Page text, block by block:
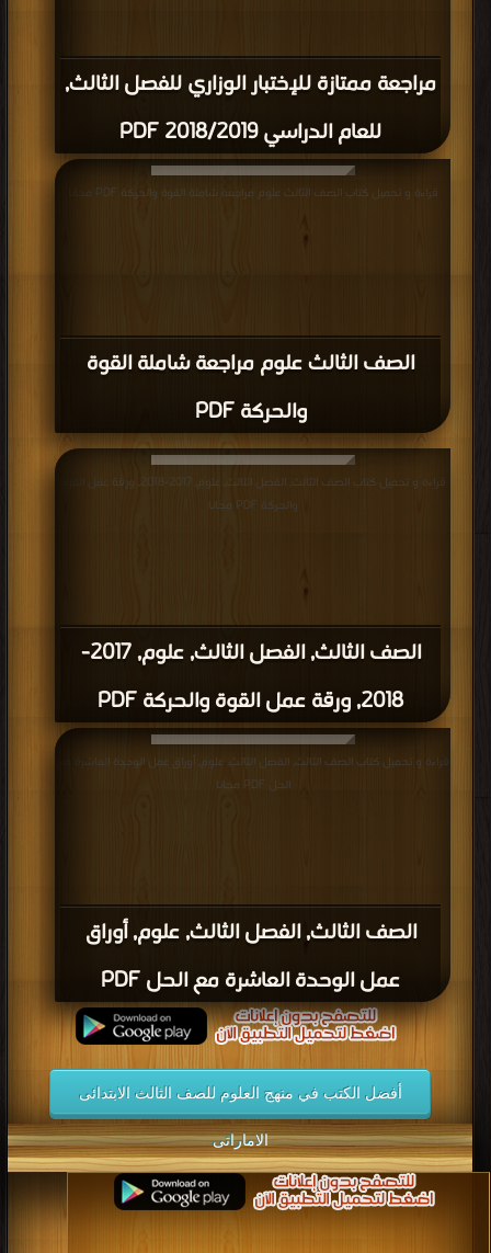
مراجعة ممتازة للإختبار الوزاري للفصل الثالث,
للعام الدراسي 2018/2019 PDF
الصف الثالث علوم مراجعة شاملة القوة
والحركة PDF
قراءة و تحميل كتاب الصف الثالث علوم مراجعة شاملة القوة والحركة PDF مجانا
الصف الثالث, الفصل الثالث, علوم, 2017-
2018, ورقة عمل القوة والحركة PDF
قراءة و تحميل كتاب الصف الثالث, الفصل الثالث, علوم, 2017-2018, ورقة عمل القوة
والحركة PDF مجانا
الصف الثالث, الفصل الثالث, علوم, أوراق
عمل الوحدة العاشرة مع الحل PDF
قراءة و تحميل كتاب الصف الثالث, الفصل الثالث, علوم, أوراق عمل الوحدة العاشرة مع
الحل PDF مجانا
أفضل الكتب في منهج العلوم للصف الثالث الابتدائى
الاماراتى